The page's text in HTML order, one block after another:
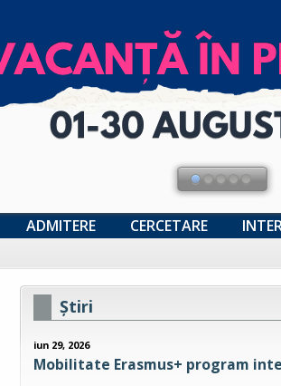
ADMITERE CERCETARE
Ştiri
iun 29, 2026
Mobilitate Erasmus+ program